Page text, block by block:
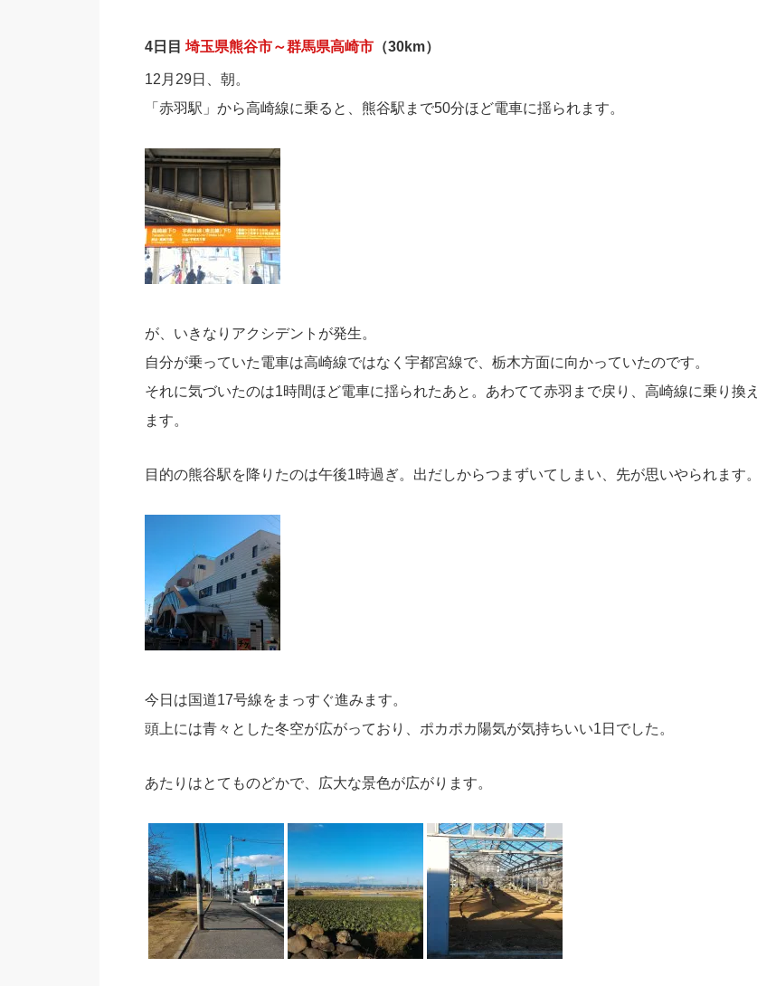
4日目 埼玉県熊谷市～群馬県高崎市（30km）
12月29日、朝。
「赤羽駅」から高崎線に乗ると、熊谷駅まで50分ほど電車に揺られます。
が、いきなりアクシデントが発生。
自分が乗っていた電車は高崎線ではなく宇都宮線で、栃木方面に向かっていたのです。
それに気づいたのは1時間ほど電車に揺られたあと。あわてて赤羽まで戻り、高崎線に乗り換え
ます。
目的の熊谷駅を降りたのは午後1時過ぎ。出だしからつまずいてしまい、先が思いやられます。
今日は国道17号線をまっすぐ進みます。
頭上には青々とした冬空が広がっており、ポカポカ陽気が気持ちいい1日でした。
あたりはとてものどかで、広大な景色が広がります。